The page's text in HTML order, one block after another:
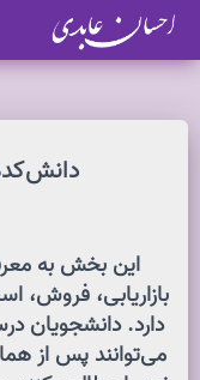
دانش
این بخش به
بازاریابی، فروش،
دارد. دانشجویان
می‌توانند پس از